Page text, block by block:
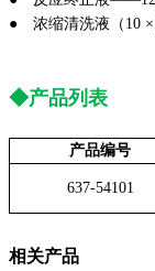
● 浓缩清洗液（10
◆产品列表
产品编号
637-54101
相关产品